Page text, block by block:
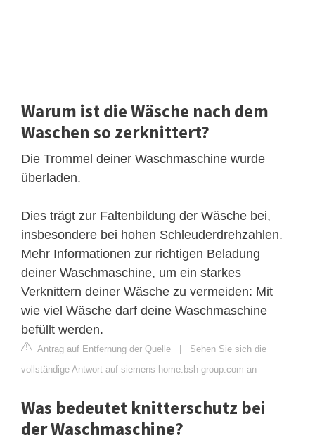
Warum ist die Wäsche nach dem
Waschen so zerknittert?
Die Trommel deiner Waschmaschine wurde
überladen.
Dies trägt zur Faltenbildung der Wäsche bei,
insbesondere bei hohen Schleuderdrehzahlen.
Mehr Informationen zur richtigen Beladung
deiner Waschmaschine, um ein starkes
Verknittern deiner Wäsche zu vermeiden: Mit
wie viel Wäsche darf deine Waschmaschine
befüllt werden.
Antrag auf Entfernung der Quelle | Sehen Sie sich die
vollständige Antwort auf siemens-home.bsh-group.com an
Was bedeutet knitterschutz bei
der Waschmaschine?